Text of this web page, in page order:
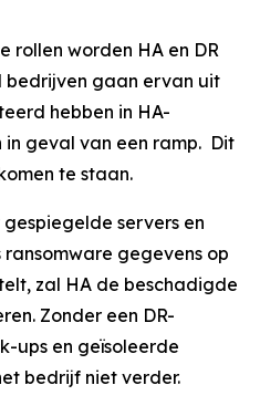
rollen worden HA en DR
bedrijven gaan ervan uit
hebben in HA-
geval van een ramp. Dit
te staan.
servers en
gegevens op
zal HA de beschadigde
Zonder een DR-
ups en geïsoleerde
bedrijf niet verder.